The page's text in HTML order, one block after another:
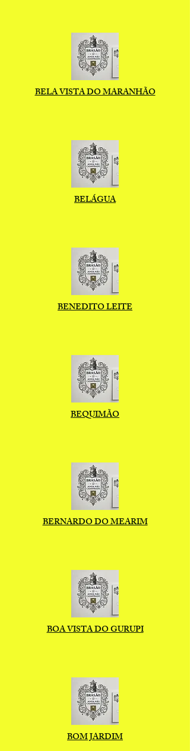
BELA VISTA DO MARANHÃO
BELÁGUA
BENEDITO LEITE
BEQUIMÃO
BERNARDO DO MEARIM
BOA VISTA DO GURUPI
BOM JARDIM